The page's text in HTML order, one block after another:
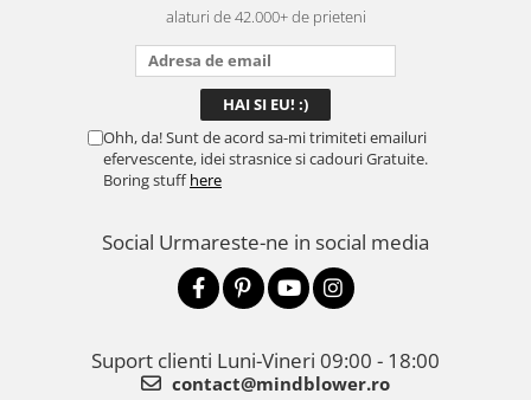
alaturi de 42.000+ de prieteni
Ohh, da! Sunt de acord sa-mi trimiteti emailuri
efervescente, idei strasnice si cadouri Gratuite.
Boring stuffhere
Social Urmareste-ne in social media
Suport clienti Luni-Vineri 09:00 - 18:00
contact@mindblower.ro